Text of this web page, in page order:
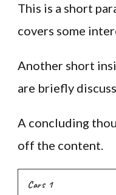
This is a short
covers some
Another short
are briefly
A concluding
off the content.
Cars 1